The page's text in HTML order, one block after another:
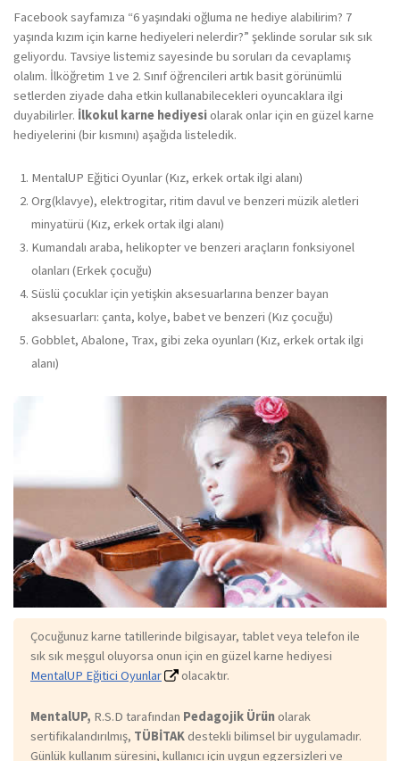
Facebook sayfamıza “6 yaşındaki oğluma ne hediye alabilirim? 7
yaşında kızım için karne hediyeleri nelerdir?” şeklinde sorular sık sık
geliyordu. Tavsiye listemiz sayesinde bu soruları da cevaplamış
olalım. İlköğretim 1 ve 2. Sınıf öğrencileri artık basit görünümlü
setlerden ziyade daha etkin kullanabilecekleri oyuncaklara ilgi
duyabilirler. İlkokul karne hediyesiolarak onlar için en güzel karne
hediyelerini (bir kısmını) aşağıda listeledik.
MentalUP Eğitici Oyunlar (Kız, erkek ortak ilgi alanı)
Org(klavye), elektrogitar, ritim davul ve benzeri müzik aletleri
minyatürü (Kız, erkek ortak ilgi alanı)
Kumandalı araba, helikopter ve benzeri araçların fonksiyonel
olanları (Erkek çocuğu)
Süslü çocuklar için yetişkin aksesuarlarına benzer bayan
aksesuarları: çanta, kolye, babet ve benzeri (Kız çocuğu)
Gobblet, Abalone, Trax, gibi zeka oyunları (Kız, erkek ortak ilgi
alanı)
Çocuğunuz karne tatillerinde bilgisayar, tablet veya telefon ile
sık sık meşgul oluyorsa onun için en güzel karne hediyesi
MentalUP Eğitici Oyunlar
olacaktır.
MentalUP, R.S.D tarafından Pedagojik Ürünolarak
sertifikalandırılmış, TÜBİTAKdestekli bilimsel bir uygulamadır.
Günlük kullanım süresini, kullanıcı için uygun egzersizleri ve